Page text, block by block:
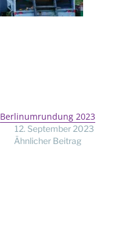
Berlinumrundung 2023
12. September 2023
Ähnlicher Beitrag